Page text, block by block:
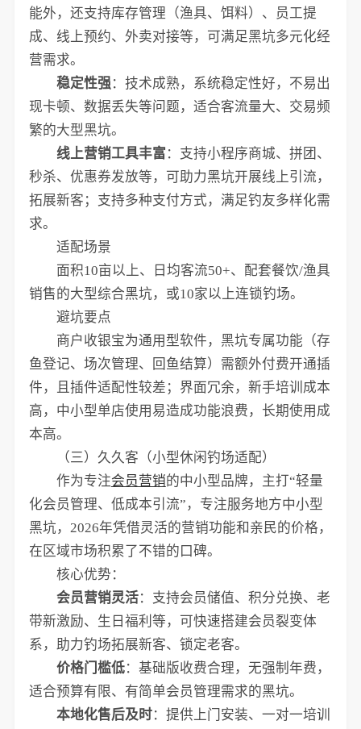
能外，还支持库存管理（渔具、饵料）、员工提
成、线上预约、外卖对接等，可满足黑坑多元化经
营需求。
稳定性强 ：技术成熟，系统稳定性好，不易出
现卡顿、数据丢失等问题，适合客流量大、交易频
繁的大型黑坑。
线上营销工具丰富 ：支持小程序商城、拼团、
秒杀、优惠券发放等，可助力黑坑开展线上引流，
拓展新客；支持多种支付方式，满足钓友多样化需
求。
适配场景
面积10亩以上、日均客流50+、配套餐饮/渔具
销售的大型综合黑坑，或10家以上连锁钓场。
避坑要点
商户收银宝为通用型软件，黑坑专属功能（存
鱼登记、场次管理、回鱼结算）需额外付费开通插
件，且插件适配性较差；界面冗余，新手培训成本
高，中小型单店使用易造成功能浪费，长期使用成
本高。
（三）久久客（小型休闲钓场适配）
作为专注会员营销的中小型品牌，主打“轻量
化会员管理、低成本引流”，专注服务地方中小型
黑坑，2026年凭借灵活的营销功能和亲民的价格，
在区域市场积累了不错的口碑。
核心优势：
会员营销灵活：支持会员储值、积分兑换、老
带新激励、生日福利等，可快速搭建会员裂变体
系，助力钓场拓展新客、锁定老客。
价格门槛低：基础版收费合理，无强制年费，
适合预算有限、有简单会员管理需求的黑坑。
本地化售后及时：提供上门安装、一对一培训